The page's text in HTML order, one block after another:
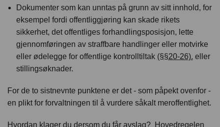
Dokumenter som kan unntas på grunn av sitt innhold, for
eksempel fordi offentliggjøring kan skade rikets
sikkerhet, det offentliges forhandlingsposisjon, lette
gjennomføringen av straffbare handlinger eller motvirke
eller ødelegge for offentlige kontrolltiltak (§§20-26). eller
stillingsøknader.
For de to sistnevnte punktene er det - som påpekt ovenfor -
en plikt for forvaltningen til å vurdere såkalt meroffentlighet.
Hvordan klager du dersom du får avslag? Hovedregelen